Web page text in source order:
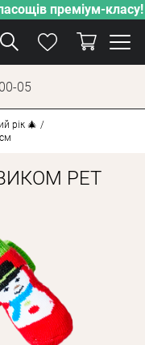
преміум-класу!
05
рік 🎄
PET